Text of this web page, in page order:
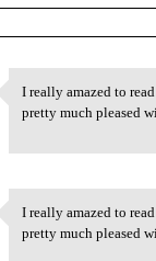
I really amazed
I really amazed to
pretty much pleased
I really amazed
I really amazed to
pretty much pleased